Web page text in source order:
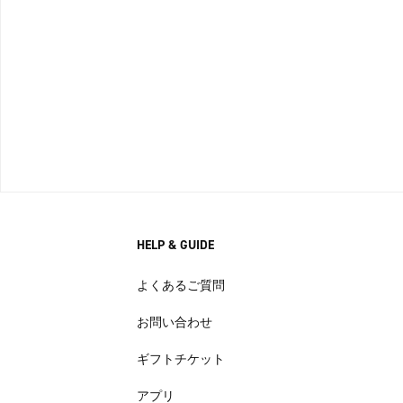
HELP & GUIDE
よくあるご質問
お問い合わせ
ギフトチケット
アプリ